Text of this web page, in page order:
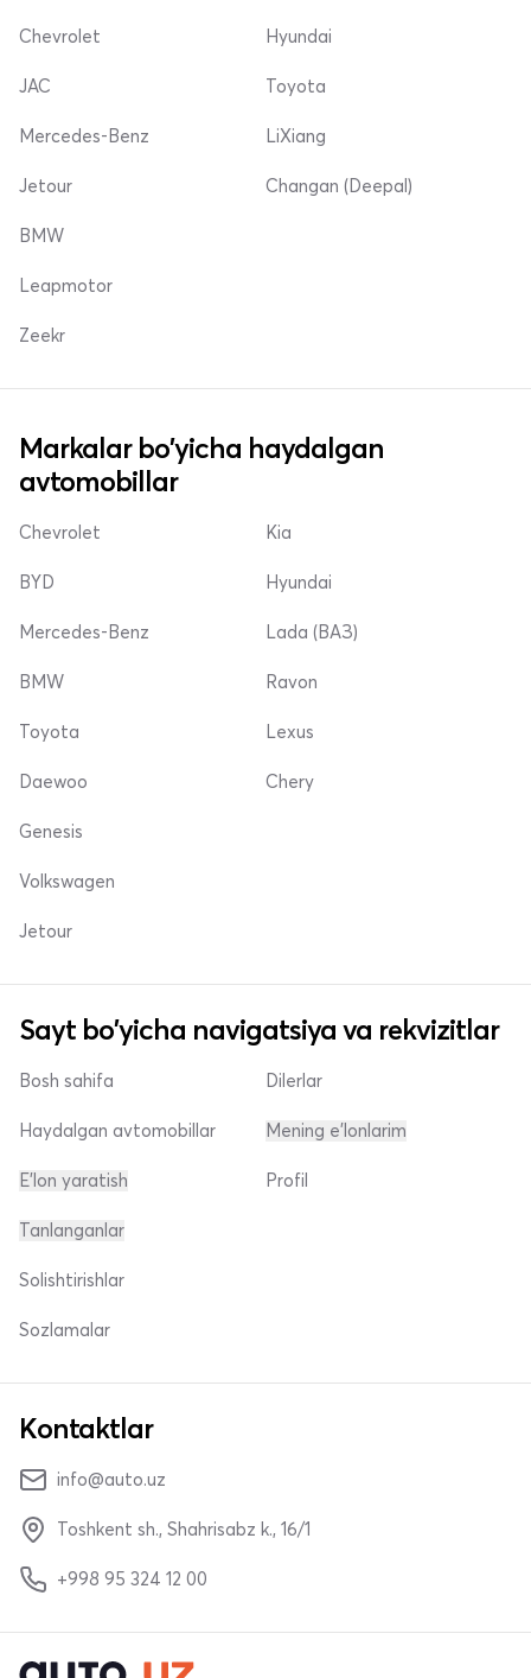
Chevrolet Hyundai
JAC
Mercedes-Benz
Jetour
Toyota
LiXiang
Changan (Deepal)
BMW
Leapmotor
Zeekr
Markalar bo'yicha haydalgan
avtomobillar
Chevrolet
BYD
Mercedes-Benz
Kia
Hyundai
Lada (ВАЗ)
BMW
Toyota
Daewoo
Ravon
Lexus
Chery
Genesis
Volkswagen
Jetour
Sayt bo'yicha navigatsiya va rekvizitlar
Bosh sahifa
Haydalgan avtomobillar
E'lon yaratish
Dilerlar
Mening e'lonlarim
Profil
Tanlanganlar
Solishtirishlar
Sozlamalar
Kontaktlar
info@auto.uz
Toshkent sh., Shahrisabz k., 16/1
+998 95 324 12 00